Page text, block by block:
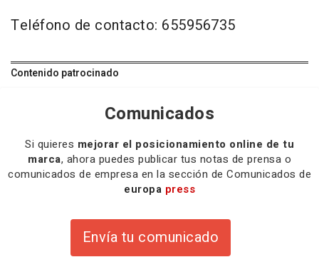
Teléfono de contacto: 655956735
Contenido patrocinado
Comunicados
Si quieres mejorar el posicionamiento online de tu
marca, ahora puedes publicar tus notas de prensa o
comunicados de empresa en la sección de Comunicados de
europa press
Envía tu comunicado